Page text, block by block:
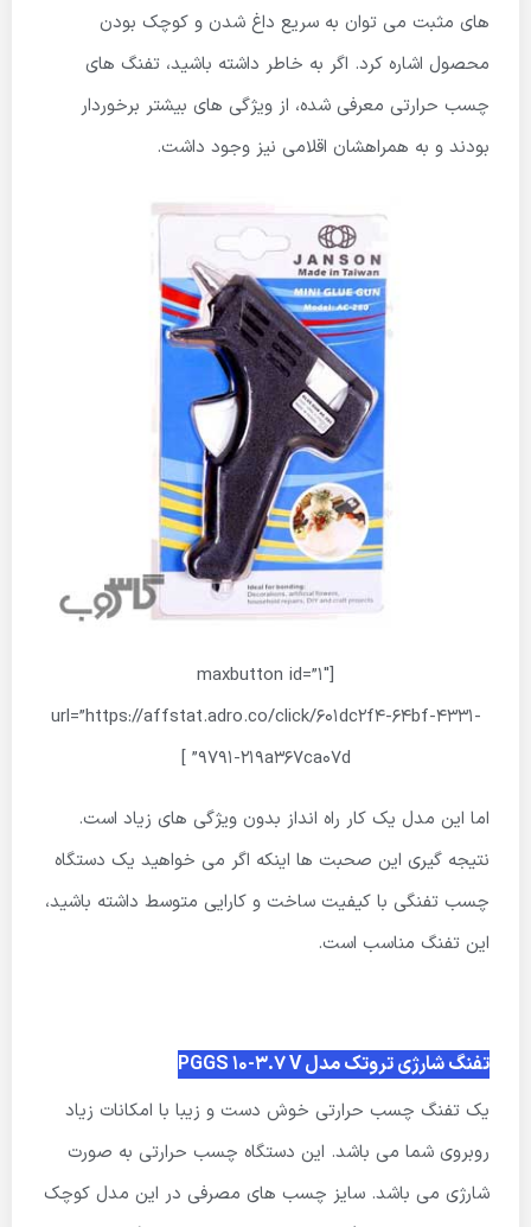
های مثبت می توان به سریع داغ شدن و کوچک بودن
محصول اشاره کرد. اگر به خاطر داشته باشید، تفنگ های
چسب حرارتی معرفی شده، از ویژگی های بیشتر برخوردار
بودند و به همراهشان اقلامی نیز وجود داشت.
[maxbutton id=”1″
url=”https://affstat.adro.co/click/601dc2f4-64bf-4331-
9791-219a367ca07d” ]
اما این مدل یک کار راه انداز بدون ویژگی های زیاد است.
نتیجه گیری این صحبت ها اینکه اگر می خواهید یک دستگاه
چسب تفنگی با کیفیت ساخت و کارایی متوسط داشته باشید،
این تفنگ مناسب است.
تفنگ شارژی تروتک مدل PGGS 10-3.7 V
یک تفنگ چسب حرارتی خوش دست و زیبا با امکانات زیاد
روبروی شما می باشد. این دستگاه چسب حرارتی به صورت
شارژی می باشد. سایز چسب های مصرفی در این مدل کوچک